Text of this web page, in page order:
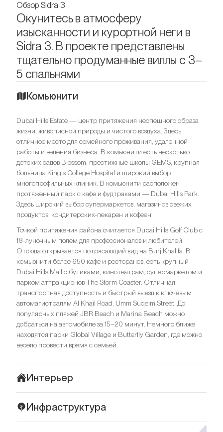
Обзор Sidra 3
Окунитесь в атмосферу
изысканности и курортной неги в
Sidra 3. В проекте представлены
тщательно продуманные виллы с 3–
5 спальнями
Комьюнити
Dubai Hills Estate — центр притяжения неспешного образа
жизни, живописной природы и чистого воздуха. Здесь
отличное место для семейного проживания, удаленной
работы и ведения бизнеса. В комьюнити есть несколько
детских садов Blossom, престижные школы GEMS, крупная
больница King's College Hospital и широкий выбор
многопрофильных клиник. В комьюнити расположен
протяженный парк с кафе и фудтраками — Dubai Hills Park.
Здесь широкий выбор супермаркетов, магазинов свежих
продуктов, кондитерских-пекарен и кофеен.
Точкой притяжения района считается Dubai Hills Golf Club с
18-луночным полем для профессионалов и любителей.
Отсюда открывается потрясающий вид на Burj Khalifa. В
комьюнити более 650 кафе и ресторанов, есть крупный
Dubai Hills Mall с бутиками, кинотеатрам, супермаркетом и
парком аттракционов The Storm Coaster. Отличная
транспортная доступность и быстрый выезд к ключевым
автомагистралям Al Khail Road, Umm Suqeim Street. До
популярных пляжей JBR Beach и Marina Beach можно
добраться на автомобиле за 15–20 минут. Немного ближе
находятся парки Global Village и Butterfly Garden, где можно
весело провести время с семьей.
Интерьер
комфорта. Планировки резиденций представлены в
Инфраструктура